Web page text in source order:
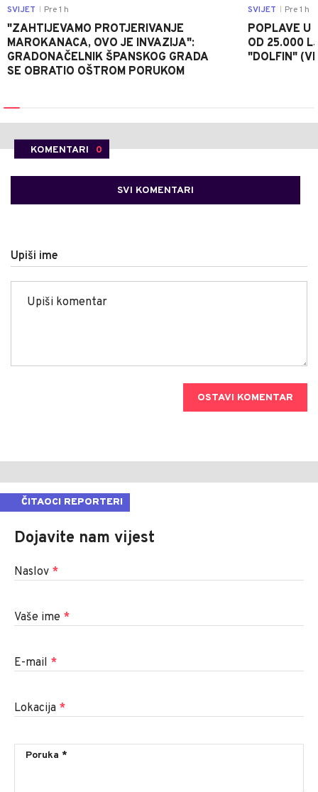
SVIJET Pre 1 h
"ZAHTIJEVAMO PROTJERIVANJE
MAROKANACA, OVO JE INVAZIJA":
GRADONAČELNIK ŠPANSKOG GRADA
SE OBRATIO OŠTROM PORUKOM
SVIJET Pre 1 h
POPLAVE U
OD 25.000
"DOLFIN"
KOMENTARI 0
SVI KOMENTARI
Upiši ime
OSTAVI KOMENTAR
ČITAOCI REPORTERI
Dojavite nam vijest
Naslov *
Vaše ime *
E-mail *
Lokacija *